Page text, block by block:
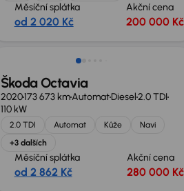
Měsíční splátka
od 2 020 Kč
Akční cena
200 000 Kč
Zlevněno o 10 000 Kč
Škoda Octavia
2020173 673 kmAutomatDiesel2.0 TDI
110 kW
2.0 TDI Automat Kůže
Navi
+3 dalších
Měsíční splátka
od 2 862 Kč
Akční cena
280 000 Kč
Nově v nabídce